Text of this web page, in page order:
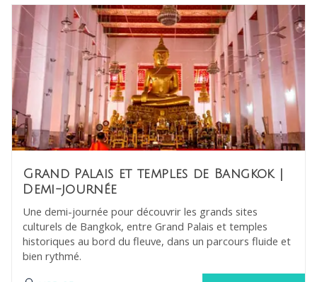
Grand Palais et temples de Bangkok|
Demi-journée
Une demi-journée pour découvrir les grands sites
culturels de Bangkok, entre Grand Palais et temples
historiques au bord du fleuve, dans un parcours fluide et
bien rythmé.